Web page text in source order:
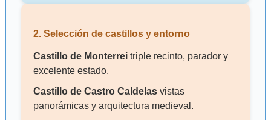
2. Selección de castillos y entorno
Castillo de Monterrei triple recinto, parador y
excelente estado.
Castillo de Castro Caldelas vistas
panorámicas y arquitectura medieval.